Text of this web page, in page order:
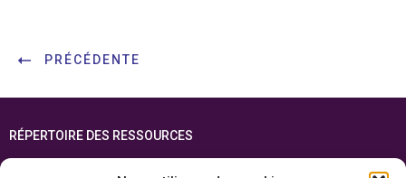
PRÉCÉDENTE
RÉPERTOIRE DES RESSOURCES